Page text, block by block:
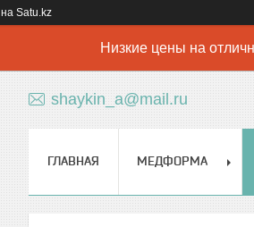
на Satu.kz
Низкие цены на
shaykin_a@mail.ru
ГЛАВНАЯ МЕДФОРМА